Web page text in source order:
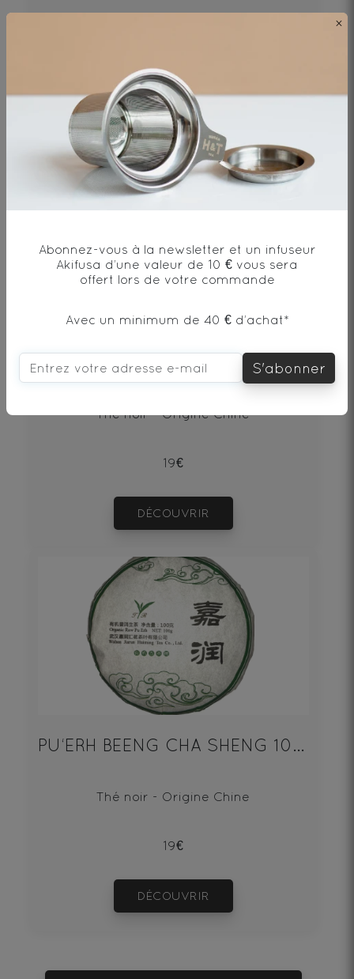
100€
DÉCOUVRIR
PU‘ERH BEENG CHA SHU 100g
Thé noir - Origine Chine
19€
DÉCOUVRIR
Thé noir - Origine Chine
19€
DÉCOUVRIR
×
Abonnez-vous à la newsletter et un infuseur
Akifusa d’une valeur de 10 € vous sera
offert lors de votre commande
Avec un minimum de 40 € d’achat*
S'abonner